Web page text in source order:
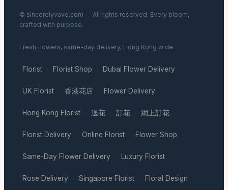
© sincerelyvave.com — All rights reserved. Every bloom,
crafted with purpose.
Fresh flowers, same-day delivery, Hong Kong wide.
Florist · Florist Shop · Dubai Flower Delivery ·
UK Florist · 香港花店 · Flower Delivery ·
Hong Kong Florist · 送花 · 訂花 · 網上訂花 ·
Florist Delivery · Online Florist · Flower Shop ·
Same-Day Flower Delivery · Luxury Florist ·
Rose Delivery · Singapore Florist · Floral Design ·